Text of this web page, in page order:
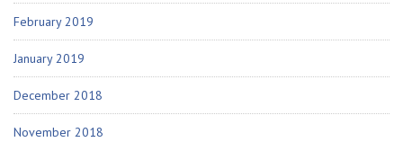
February 2019
January 2019
December 2018
November 2018